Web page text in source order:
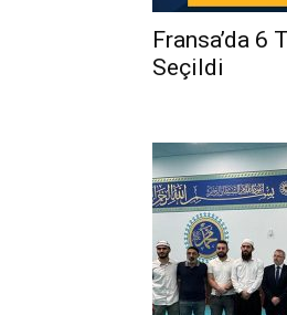
Fransa’da 6
Seçildi